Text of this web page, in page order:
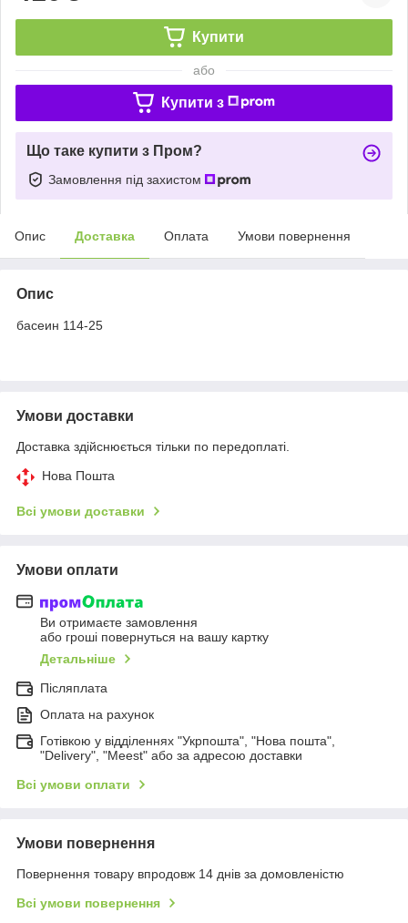
Купити
або
Купити з
Що таке купити з Пром?
Замовлення під захистом
Опис Доставка Оплата Умови повернення
Опис
басеин 114-25
Умови доставки
Доставка здійснюється тільки по передоплаті.
Нова Пошта
Всі умови доставки
Умови оплати
Ви отримаєте замовлення
або гроші повернуться на вашу картку
Детальніше
Післяплата
Оплата на рахунок
Готівкою у відділеннях "Укрпошта", "Нова пошта",
"Delivery", "Meest" або за адресою доставки
Всі умови оплати
Умови повернення
Повернення товару впродовж 14 днів за домовленістю
Всі умови повернення